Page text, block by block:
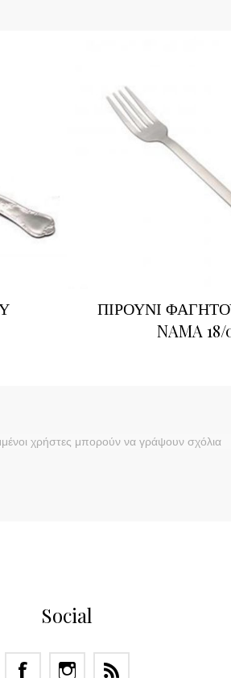
ΠΙΡΟΥΝΙ
NAMA 18/
χρήστες μπορούν να γράψουν σχόλια
Social